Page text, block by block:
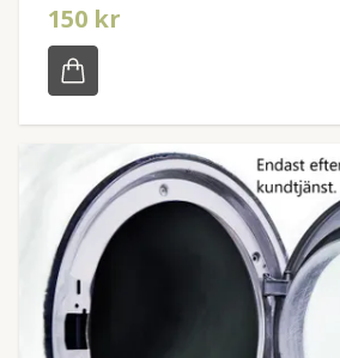
150 kr